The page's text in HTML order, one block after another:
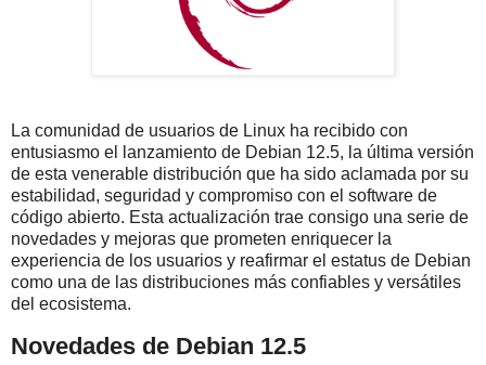
La comunidad de usuarios de Linux ha recibido con
entusiasmo el lanzamiento de Debian 12.5, la última versión
de esta venerable distribución que ha sido aclamada por su
estabilidad, seguridad y compromiso con el software de
código abierto. Esta actualización trae consigo una serie de
novedades y mejoras que prometen enriquecer la
experiencia de los usuarios y reafirmar el estatus de Debian
como una de las distribuciones más confiables y versátiles
del ecosistema.
Novedades de Debian 12.5